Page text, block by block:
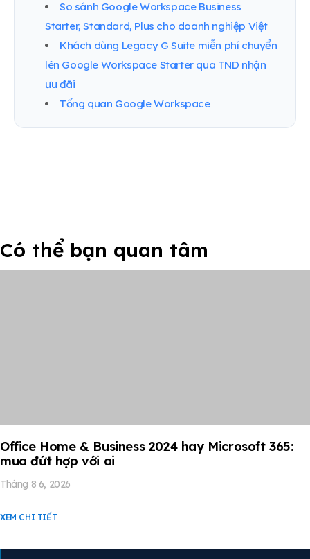
So sánh Google Workspace Business
Starter, Standard, Plus cho doanh nghiệp Việt
Khách dùng Legacy G Suite miễn phí chuyển
lên Google Workspace Starter qua TND nhận
ưu đãi
Tổng quan Google Workspace
Có thể bạn quan tâm
Office Home & Business 2024 hay Microsoft 365:
mua đứt hợp với ai
Tháng 8 6, 2026
XEM CHI TIẾT